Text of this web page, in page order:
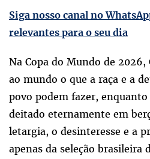
Siga nosso canal no
relevantes para o seu dia
Na Copa do Mundo de 2026,
ao mundo o que a raça e a
povo podem fazer,
deitado eternamente em
letargia, o desinteresse e a
apenas da seleção brasileira